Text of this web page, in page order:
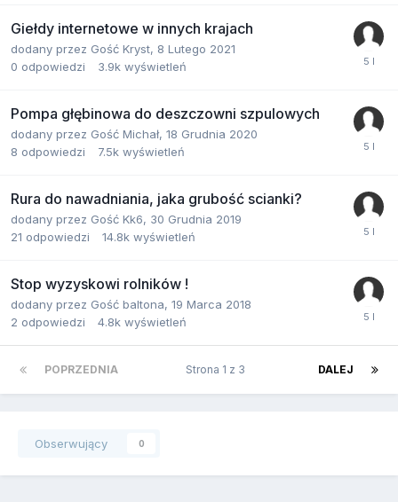
Giełdy internetowe w innych krajach
dodany przez Gość Kryst, 8 Lutego 2021
0 odpowiedzi 3.9k wyświetleń
Pompa głębinowa do deszczowni szpulowych
dodany przez Gość Michał, 18 Grudnia 2020
8 odpowiedzi 7.5k wyświetleń
Rura do nawadniania, jaka grubość scianki?
dodany przez Gość Kk6, 30 Grudnia 2019
21 odpowiedzi 14.8k wyświetleń
Stop wyzyskowi rolników !
dodany przez Gość baltona, 19 Marca 2018
2 odpowiedzi 4.8k wyświetleń
POPRZEDNIA DALEJ
Strona 1 z 3
Obserwujący 0